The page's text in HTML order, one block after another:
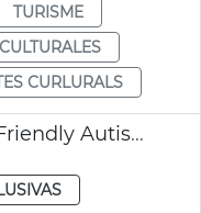
TURISME
CURLURALS
Parque Gulliver Autism Friendly Autismo València